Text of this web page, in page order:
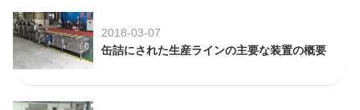
2018-03-07
缶詰にされた生産ラインの主要な装置の概要